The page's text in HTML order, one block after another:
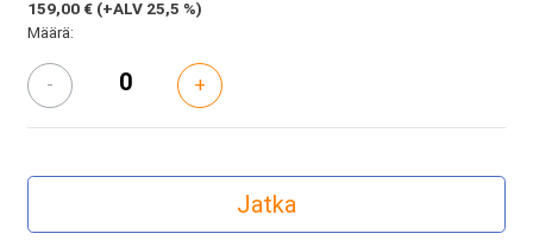
159,00 € (+ALV 25,5 %)
Määrä:
- +